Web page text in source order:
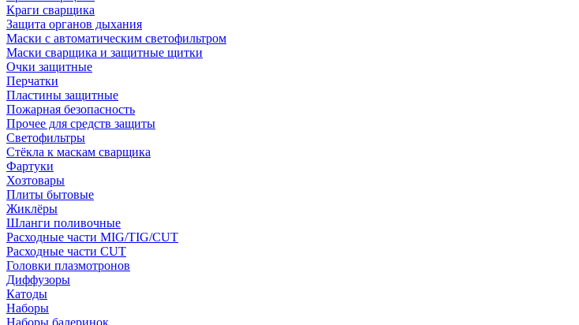
Краги сварщика
Защита органов дыхания
Маски с автоматическим светофильтром
Маски сварщика и защитные щитки
Очки защитные
Перчатки
Пластины защитные
Пожарная безопасность
Прочее для средств защиты
Светофильтры
Стёкла к маскам сварщика
Фартуки
Хозтовары
Плиты бытовые
Жиклёры
Шланги поливочные
Расходные части MIG/TIG/CUT
Расходные части CUT
Головки плазмотронов
Диффузоры
Катоды
Наборы
Наборы балеринок